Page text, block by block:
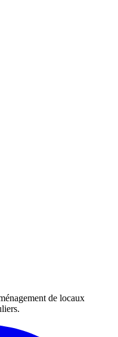
de locaux